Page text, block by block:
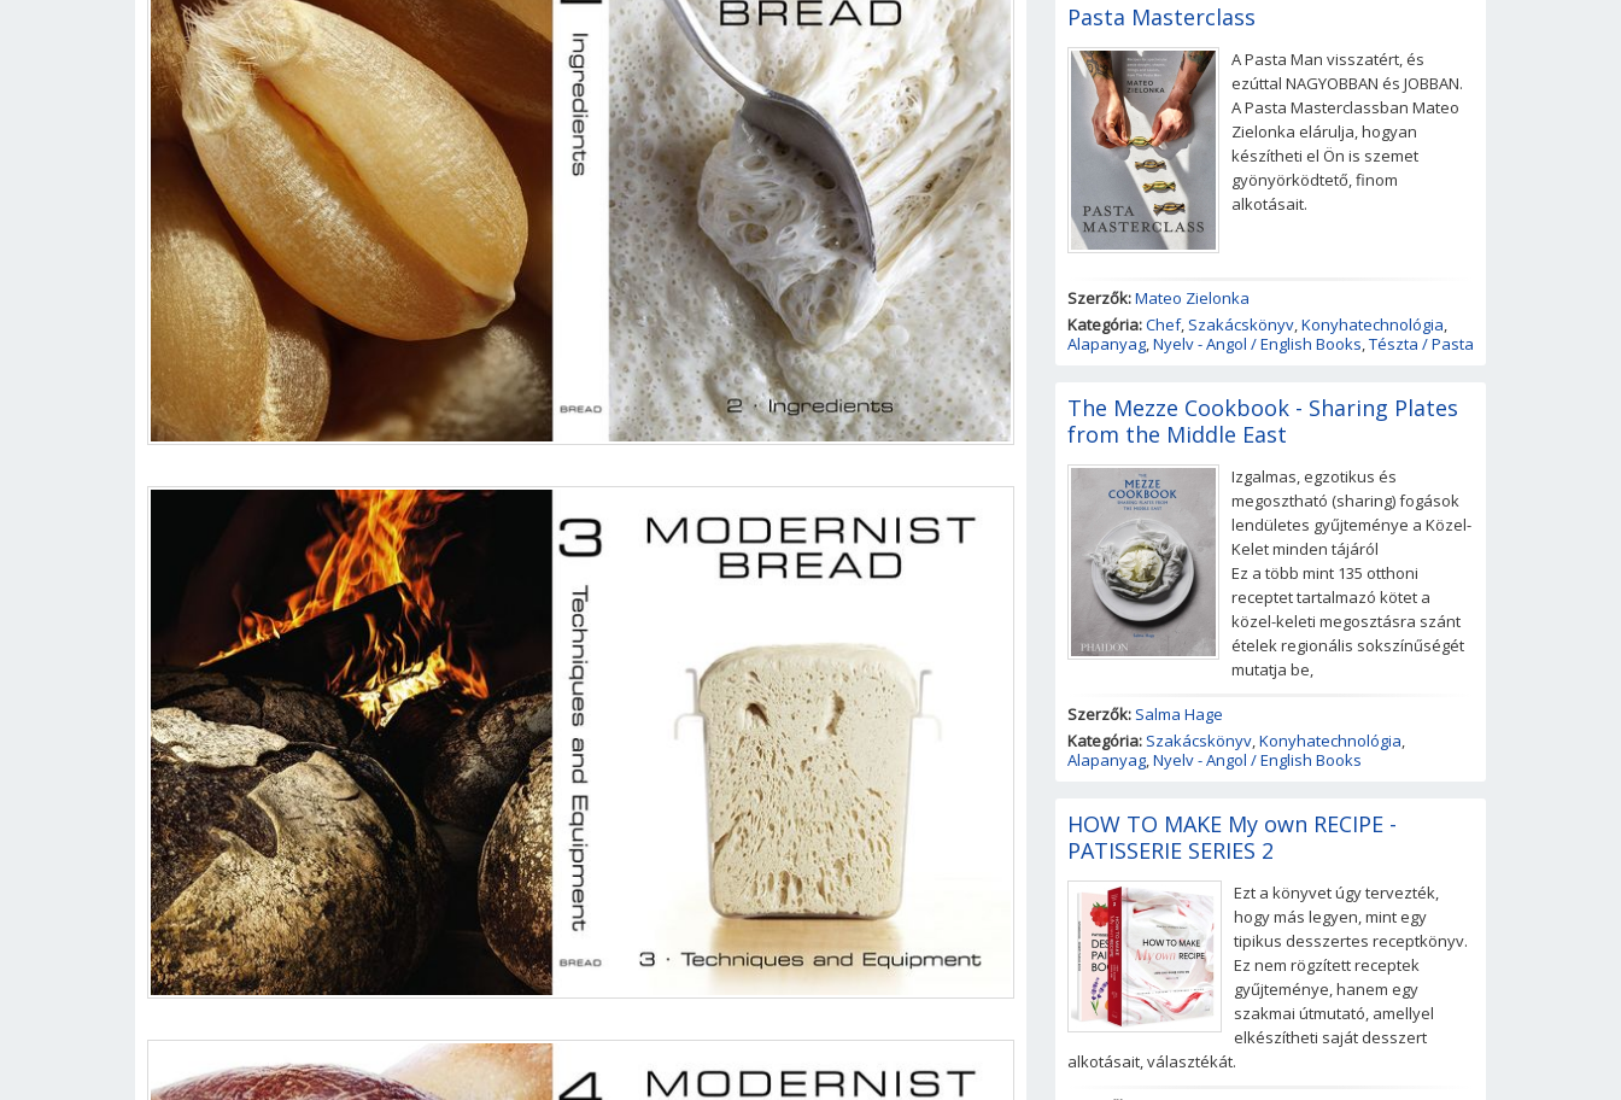
Pasta Masterclass
A Pasta Man visszatért, és
ezúttal NAGYOBBAN és JOBBAN.
A Pasta Masterclassban Mateo
Zielonka elárulja, hogyan
készítheti el Ön is szemet
gyönyörködtető, finom
alkotásait.
Szerzők:Mateo Zielonka
Kategória:Chef, Szakácskönyv,Konyhatechnológia,
Alapanyag,Nyelv - Angol / English Books,Tészta / Pasta
The Mezze Cookbook - Sharing Plates
from the Middle East
Izgalmas, egzotikus és
megosztható (sharing) fogások
lendületes gyűjteménye a Közel-
Kelet minden tájáról
Ez a több mint 135 otthoni
receptet tartalmazó kötet a
közel-keleti megosztásra szánt
ételek regionális sokszínűségét
mutatja be,
Szerzők: Salma Hage
Kategória: Szakácskönyv,Konyhatechnológia,
Alapanyag,Nyelv - Angol / English Books
HOW TO MAKE My own RECIPE -
PATISSERIE SERIES 2
Ezt a könyvet úgy tervezték,
hogy más legyen, mint egy
tipikus desszertes receptkönyv.
Ez nem rögzített receptek
gyűjteménye, hanem egy
szakmai útmutató, amellyel
elkészítheti saját desszert
alkotásait, választékát.